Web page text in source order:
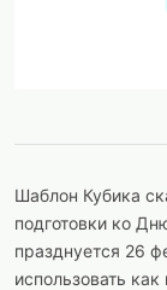
Шаблон Кубика
подготовки ко
празднуется 26
использовать